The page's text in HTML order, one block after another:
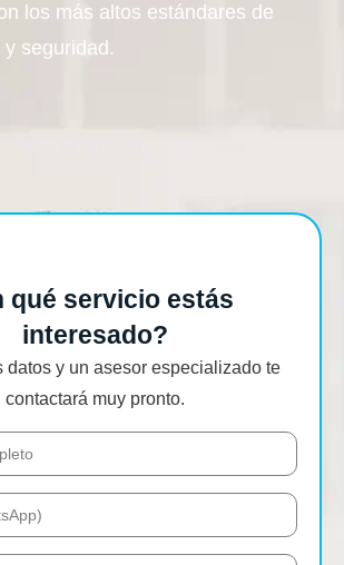
los más altos estándares de
seguridad.
qué servicio estás
interesado?
datos y un asesor especializado te
contactará muy pronto.